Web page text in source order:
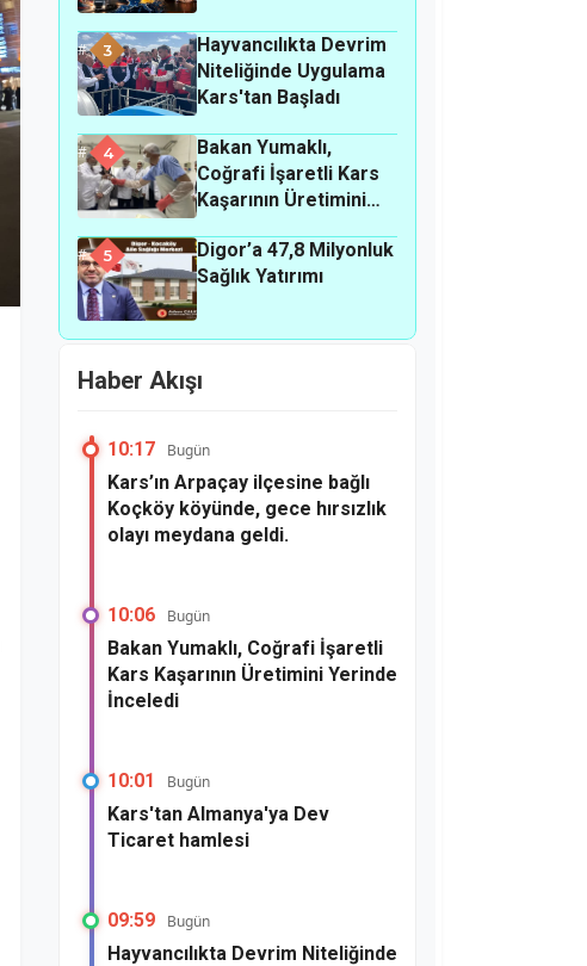
3
Hayvancılıkta Devrim
Niteliğinde Uygulama
Kars'tan Başladı
4
Bakan Yumaklı,
Coğrafi İşaretli Kars
Kaşarının Üretimini
5
Digor’a 47,8 Milyonluk
Sağlık Yatırımı
Haber Akışı
10:17 Bugün
Kars’ın Arpaçay ilçesine bağlı
Koçköy köyünde, gece hırsızlık
olayı meydana geldi.
10:06 Bugün
Bakan Yumaklı, Coğrafi İşaretli
Kars Kaşarının Üretimini Yerinde
İnceledi
10:01 Bugün
Kars'tan Almanya'ya Dev
Ticaret hamlesi
09:59 Bugün
Hayvancılıkta Devrim Niteliğinde